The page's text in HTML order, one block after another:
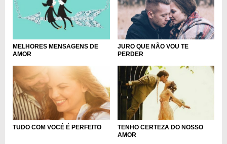
MELHORES MENSAGENS DE
AMOR
JURO QUE NÃO VOU TE
PERDER
TUDO COM VOCÊ É PERFEITO
TENHO CERTEZA DO NOSSO
AMOR